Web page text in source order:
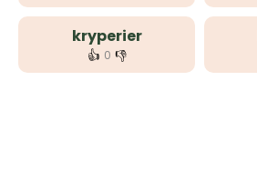
kryperier
👍 0 👎